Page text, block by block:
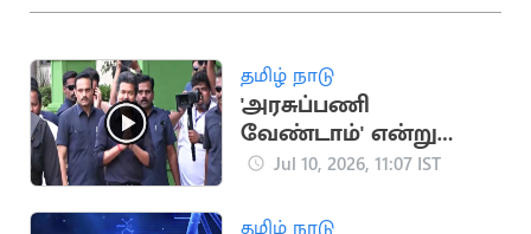
தமிழ் நாடு
'அரசுப்பணி
வேண்டாம்' என்று
கூறிய 5
விஜய் ஆலோசனை
Jul 10, 2026, 11:07 IST
தமிழ் நாடு